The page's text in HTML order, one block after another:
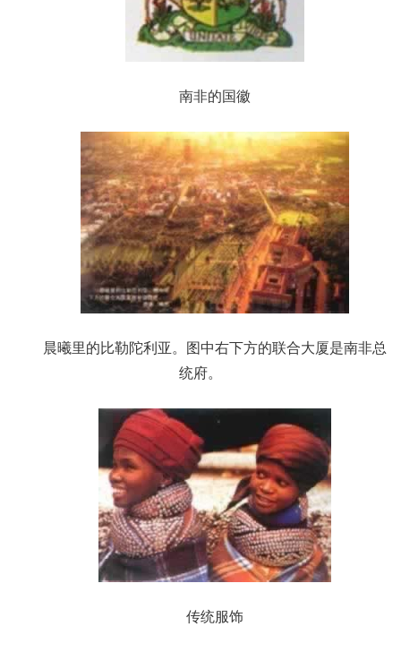
南非的国徽
晨曦里的比勒陀利亚。图中右下方的联合大厦是南非总
统府。
传统服饰